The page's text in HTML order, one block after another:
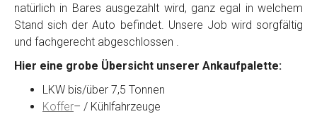
Kontaktformular
Marke*
natürlich in Bares ausgezahlt wird, ganz egal in welchem
Stand sich der Auto befindet. Unsere Job wird sorgfältig
und fachgerecht abgeschlossen .
Hier eine grobe Übersicht unserer Ankaufpalette:
LKW bis/über 7,5 Tonnen
Koffer– / Kühlfahrzeuge